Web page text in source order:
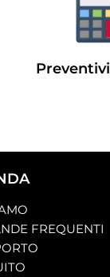
FREQUENTI